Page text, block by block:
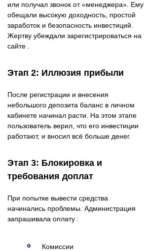
или получал звонок от «менеджера». Ему
обещали высокую доходность, простой
заработок и безопасность инвестиций.
Жертву убеждали зарегистрироваться на
сайте .
Этап 2: Иллюзия прибыли
После регистрации и внесения
небольшого депозита баланс в личном
кабинете начинал расти. На этом этапе
пользователь верил, что его инвестиции
работают, и вносил всё больше денег.
Этап 3: Блокировка и
требования доплат
При попытке вывести средства
начинались проблемы. Администрация
запрашивала оплату :
Комиссии